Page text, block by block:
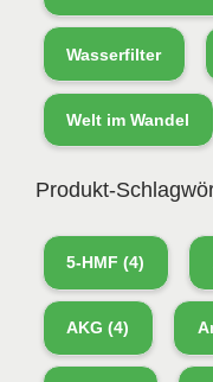
Wasserfilter
Welt im Wandel
Produkt-
5-HMF (4)
AKG (4)